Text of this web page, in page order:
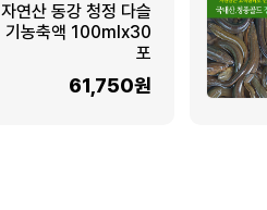
자연산 동강 청정 다슬
기농축액 100mlx30
포
61,750원